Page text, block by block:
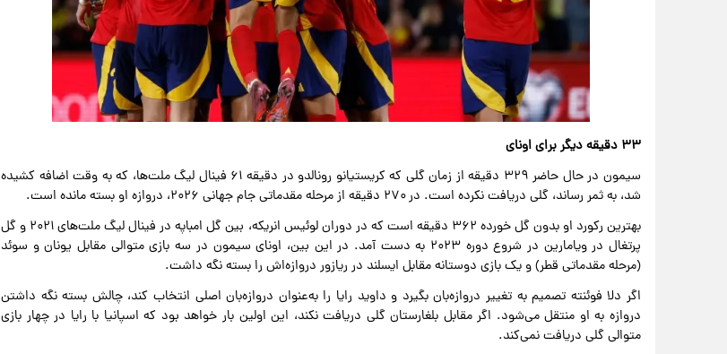
۳۳ دقیقه دیگر برای اونای
سیمون در حال حاضر ۳۲۹ دقیقه از زمان گلی که کریستیانو رونالدو در دقیقه ۶۱ فینال لیگ ملت‌ها، که به وقت اضافه کشیده
شد، به ثمر رساند، گلی دریافت نکرده است. در ۲۷۰ دقیقه از مرحله مقدماتی جام جهانی ۲۰۲۶، دروازه او بسته مانده است.
بهترین رکورد او بدون گل خورده ۳۶۲ دقیقه است که در دوران لوئیس انریکه، بین گل امباپه در فینال لیگ ملت‌های ۲۰۲۱ و گل
پرتغال در ویامارین در شروع دوره ۲۰۲۳ به دست آمد. در این بین، اونای سیمون در سه بازی متوالی مقابل یونان و سوئد
(مرحله مقدماتی قطر) و یک بازی دوستانه مقابل ایسلند در ریازور دروازه‌اش را بسته نگه داشت.
اگر دلا فوئنته تصمیم به تغییر دروازه‌بان بگیرد و داوید رایا را به‌عنوان دروازه‌بان اصلی انتخاب کند، چالش بسته نگه داشتن
دروازه به او منتقل می‌شود. اگر مقابل بلغارستان گلی دریافت نکند، این اولین بار خواهد بود که اسپانیا با رایا در چهار بازی
متوالی گلی دریافت نمی‌کند.